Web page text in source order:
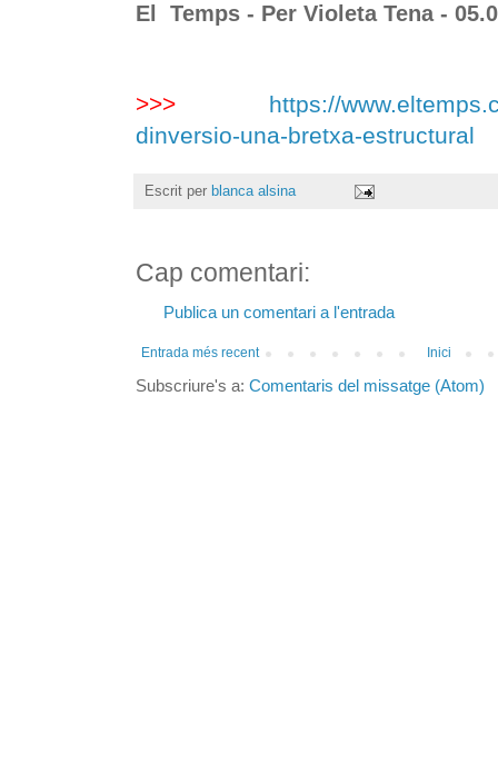
El Temps - Per Violeta Tena -
>>>
https://
dinversio-una-bretxa-estructural
Escrit per blanca alsina
Cap comentari:
Publica un comentari a l'entrada
Entrada més recent Inici
Subscriure's a: Comentaris del missatge (Atom)